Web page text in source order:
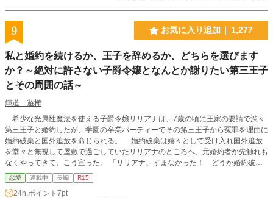
9 お気に入り追加 1,277
私と婚約を続けるか、王子を辞めるか、どちらを選びます
か？～絶対に許さない子爵令嬢となんとか謝りたい第三王子
とその周囲の話～
輝道 遊樺
希少な光属性魔法を使える子爵令嬢リリアナは、7歳の頃に王家の要請で渋々
第三王子と婚約したが、学園の卒業パーティーでその第三王子から冤罪を理由に
婚約破棄と国外追放を命じられる。 婚約破棄は嬉々として受け入れ国外追放
を堂々と無視して屋敷で過ごしていたリリアナのところへ、元婚約者が先触れも
なくやってきて、こう宣った。 「リリアナ、すまなかった！ どうか婚約破棄
を撤回させてほしい！」 ……覚悟はいいな？ ※各章ごとに主役が変わります。
連作短編集のような形で進みます。
恋愛 連載中 長編 R15
24h.ポイント 7pt